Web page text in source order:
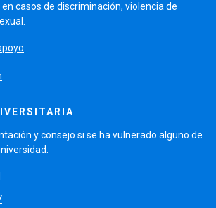
casos de discriminación, violencia de
y consejo si se ha vulnerado alguno de